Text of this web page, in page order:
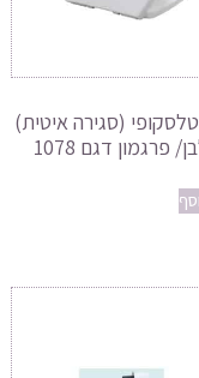
(סגירה איטית)
פרגמון דגם 1078